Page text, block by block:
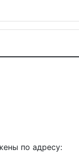
по адресу: